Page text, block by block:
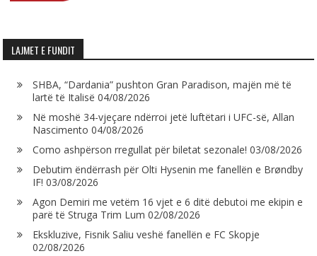
LAJMET E FUNDIT
SHBA, “Dardania” pushton Gran Paradison, majën më të
lartë të Italisë 04/08/2026
Në moshë 34-vjeçare ndërroi jetë luftëtari i UFC-së, Allan
Nascimento 04/08/2026
Como ashpërson rregullat për biletat sezonale! 03/08/2026
Debutim ëndërrash për Olti Hysenin me fanellën e Brøndby
IF! 03/08/2026
Agon Demiri me vetëm 16 vjet e 6 ditë debutoi me ekipin e
parë të Struga Trim Lum 02/08/2026
Ekskluzive, Fisnik Saliu veshë fanellën e FC Skopje
02/08/2026